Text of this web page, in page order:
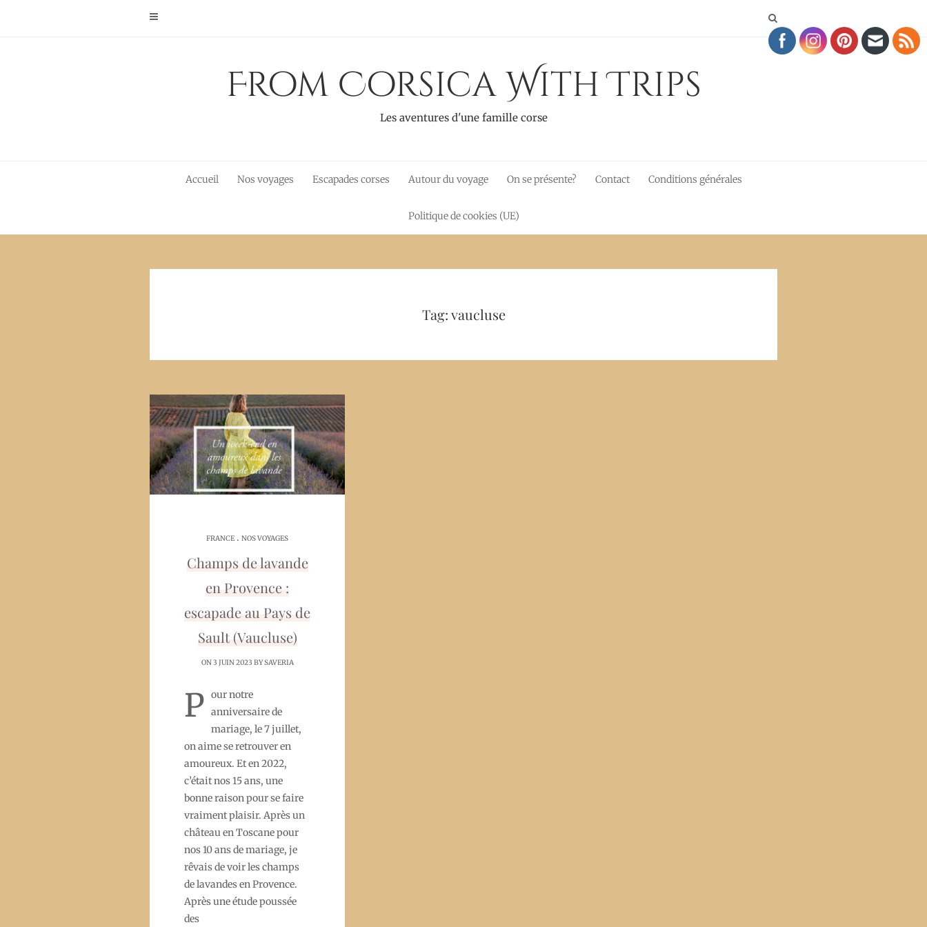
From Corsica With Trips
Les aventures d'une famille corse
Accueil Nos voyages Escapades corses Autour du voyage On se présente? Contact Conditions générales
Politique de cookies (UE)
Tag: vaucluse
FRANCE.NOS VOYAGES
Champs de lavande
en Provence :
escapade au Pays de
Sault (Vaucluse)
ON 3 JUIN 2023 BYSAVERIA
P our notre
anniversaire de
mariage, le 7 juillet,
on aime se retrouver en
amoureux. Et en 2022,
c’était nos 15 ans, une
bonne raison pour se faire
vraiment plaisir. Après un
château en Toscane pour
nos 10 ans de mariage, je
rêvais de voir les champs
de lavandes en Provence.
Après une étude poussée
des